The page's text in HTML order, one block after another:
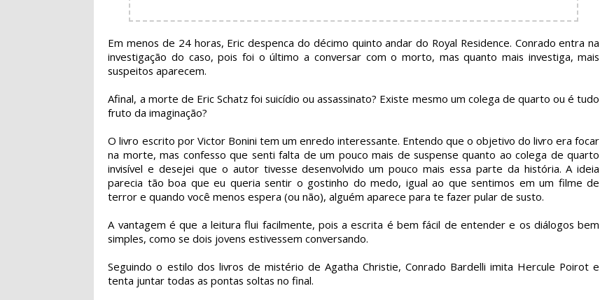
Em menos de 24 horas, Eric despenca do décimo quinto andar do Royal Residence. Conrado entra na
investigação do caso, pois foi o último a conversar com o morto, mas quanto mais investiga, mais
suspeitos aparecem.
Afinal, a morte de Eric Schatz foi suicídio ou assassinato? Existe mesmo um colega de quarto ou é tudo
fruto da imaginação?
O livro escrito por Victor Bonini tem um enredo interessante. Entendo que o objetivo do livro era focar
na morte, mas confesso que senti falta de um pouco mais de suspense quanto ao colega de quarto
invisível e desejei que o autor tivesse desenvolvido um pouco mais essa parte da história. A ideia
parecia tão boa que eu queria sentir o gostinho do medo, igual ao que sentimos em um filme de
terror e quando você menos espera (ou não), alguém aparece para te fazer pular de susto.
A vantagem é que a leitura flui facilmente, pois a escrita é bem fácil de entender e os diálogos bem
simples, como se dois jovens estivessem conversando.
Seguindo o estilo dos livros de mistério de Agatha Christie, Conrado Bardelli imita Hercule Poirot e
tenta juntar todas as pontas soltas no final.